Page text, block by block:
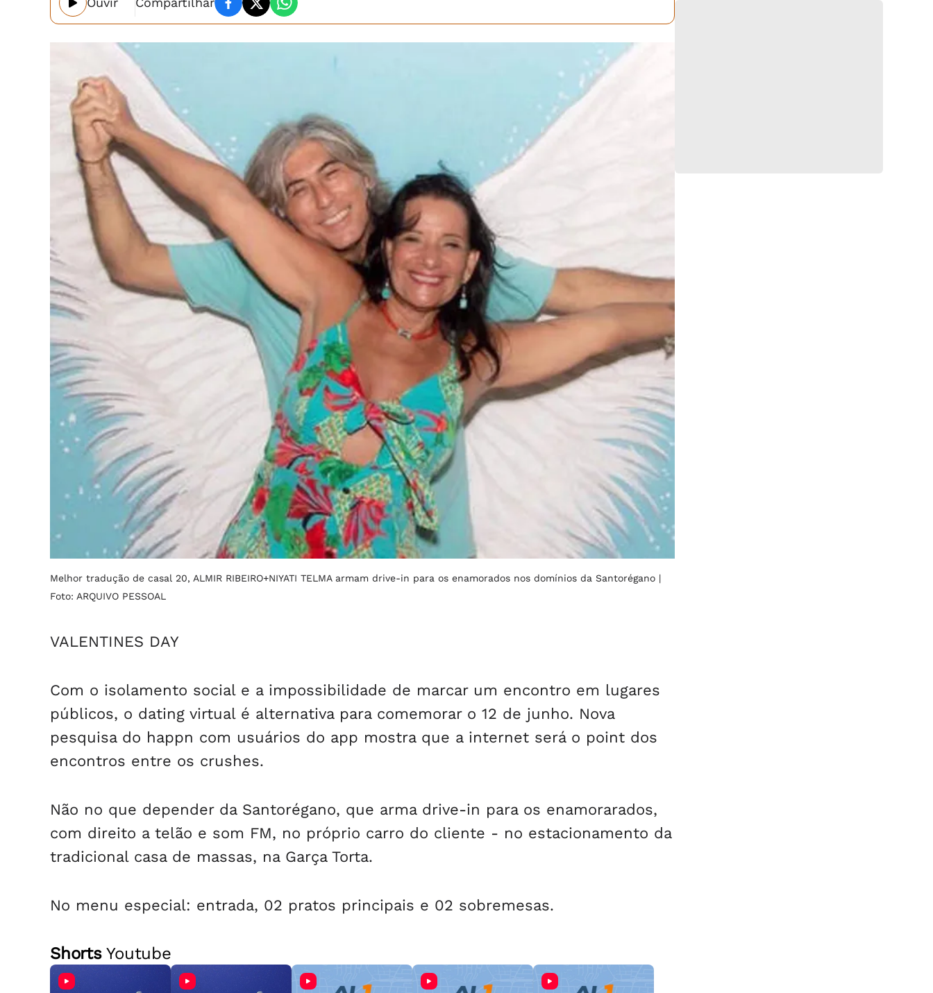
Melhor tradução de casal 20, ALMIR RIBEIRO+NIYATI TELMA armam drive-in para os enamorados nos domínios da Santorégano |
Foto: ARQUIVO PESSOAL
VALENTINES DAY
Com o isolamento social e a impossibilidade de marcar um encontro em lugares
públicos, o dating virtual é alternativa para comemorar o 12 de junho. Nova
pesquisa do happn com usuários do app mostra que a internet será o point dos
encontros entre os crushes.
Não no que depender da Santorégano, que arma drive-in para os enamorarados,
com direito a telão e som FM, no próprio carro do cliente - no estacionamento da
tradicional casa de massas, na Garça Torta.
No menu especial: entrada, 02 pratos principais e 02 sobremesas.
ShortsYoutube